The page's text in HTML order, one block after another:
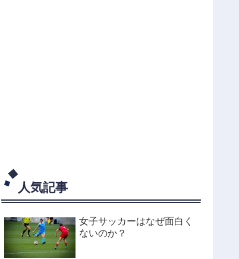
人気記事
女子サッカーはなぜ面白く
ないのか？